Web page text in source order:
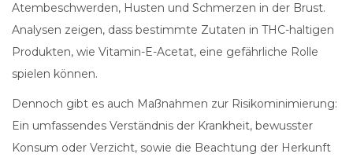
Atembeschwerden, Husten und Schmerzen in der Brust.
Analysen zeigen, dass bestimmte Zutaten in THC-haltigen
Produkten, wie Vitamin-E-Acetat, eine gefährliche Rolle
spielen können.
Dennoch gibt es auch Maßnahmen zur Risikominimierung:
Ein umfassendes Verständnis der Krankheit, bewusster
Konsum oder Verzicht, sowie die Beachtung der Herkunft